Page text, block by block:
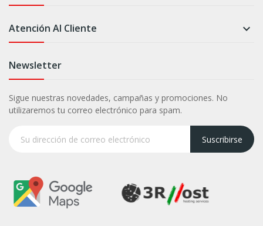
Atención Al Cliente 
Newsletter
Sigue nuestras novedades, campañas y promociones. No
utilizaremos tu correo electrónico para spam.
Suscribirse